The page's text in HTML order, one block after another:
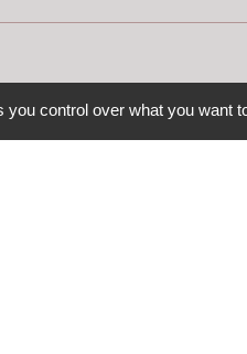
control over what you want